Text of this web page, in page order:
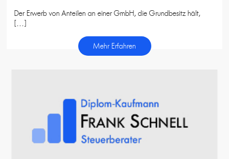
Der Erwerb von Anteilen an einer GmbH, die Grundbesitz hält,
[…]
Mehr Erfahren